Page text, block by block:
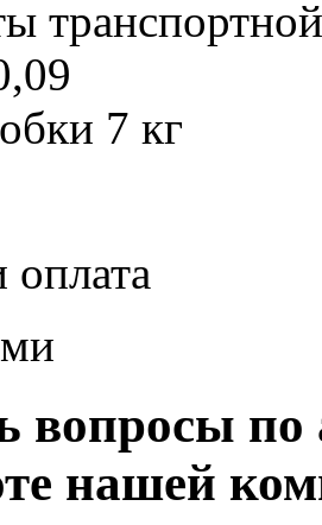
7 кг
оплата
вопросы по
нашей